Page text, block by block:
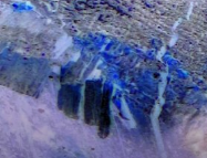
Siirry
sisältöön